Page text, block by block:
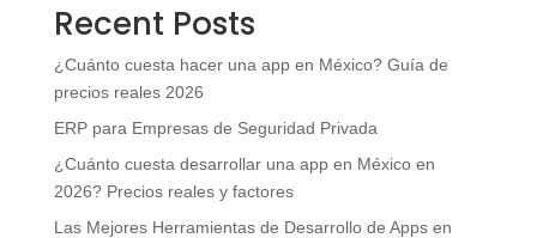
Recent Posts
¿Cuánto cuesta hacer una app en México? Guía de
precios reales 2026
ERP para Empresas de Seguridad Privada
¿Cuánto cuesta desarrollar una app en México en
2026? Precios reales y factores
Las Mejores Herramientas de Desarrollo de Apps en